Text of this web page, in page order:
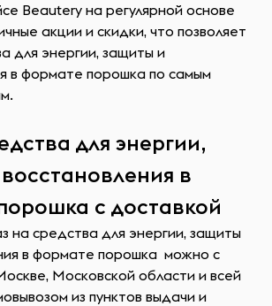
Beautery на регулярной основе
акции и скидки, что позволяет
для энергии, защиты и
в формате порошка по самым
для энергии,
в
с доставкой
на средства для энергии, защиты
в формате порошка можно с
Московской области и всей
из пунктов выдачи и